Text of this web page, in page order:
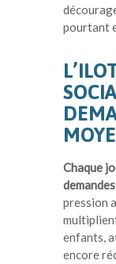
pourtant
Chaque
demandes
pression
enfants,
encore